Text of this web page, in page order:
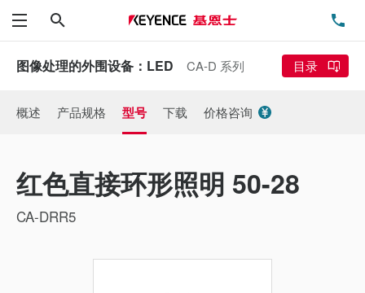
菜单
图像处理的外围设备：LED CA-D 系列 目录
概述 产品规格 型号 下载 价格咨询
红色直接环形照明 50-28
CA-DRR5